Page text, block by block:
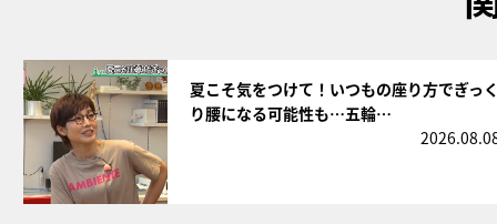
夏こそ気をつけて！いつもの座り方でぎっ
り腰になる可能性も…五輪…